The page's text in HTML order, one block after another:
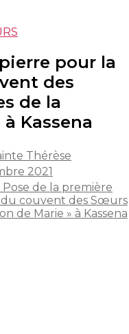
pour la
des
de la
Kassena
Thérèse
2021
Pose de la première
couvent des Sœurs
de Marie » à Kassena